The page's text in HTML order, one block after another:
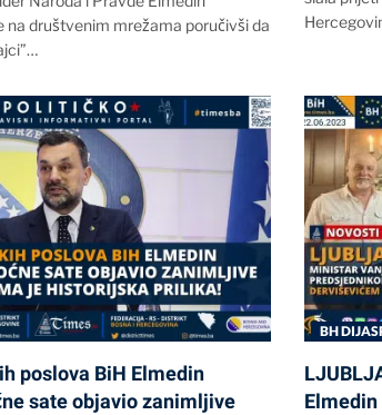
na društvenim mrežama poručivši da
poslova BiH Elmedin
sate objavio zanimljive
BH